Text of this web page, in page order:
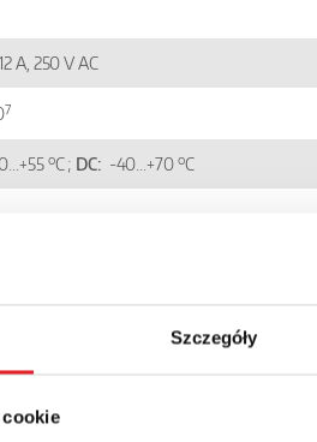
Szczegóły
A, 250 V AC
7
oC ; DC: -40...+70 oC
the offer